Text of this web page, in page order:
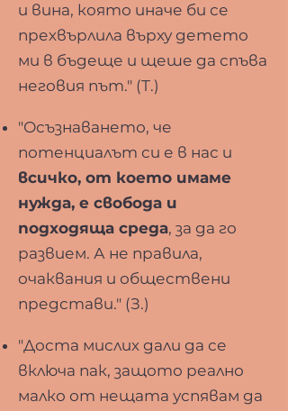
и вина, която иначе би се
прехвърлила върху детето
ми в бъдеще и щеше да спъва
неговия път." (Т.)
"Осъзнаването, че
потенциалът си е в нас и
всичко, от което имаме
нужда, е свобода и
подходяща среда, за да го
развием. А не правила,
очаквания и обществени
представи." (З.)
"Доста мислих дали да се
включа пак, защото реално
малко от нещата успявам да